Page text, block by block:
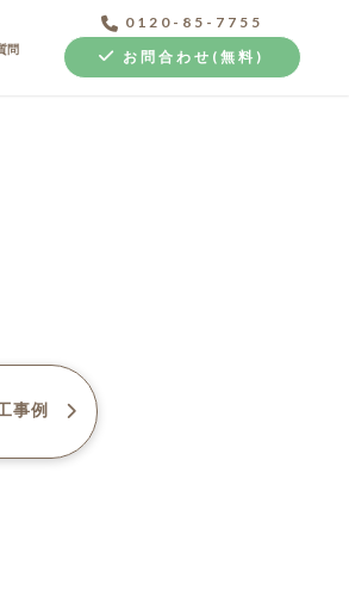
問
0120-85-7755
お問合わせ(無料)
事例